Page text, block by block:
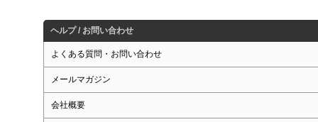
ヘルプ / お問い合わせ
よくある質問・お問い合わせ
メールマガジン
会社概要